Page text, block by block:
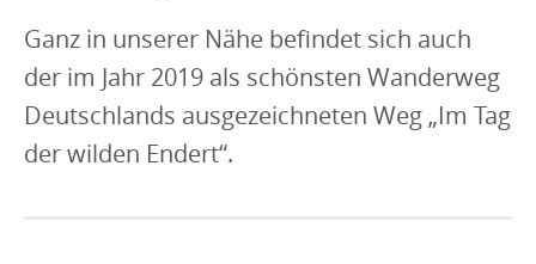
Ganz in unserer Nähe befindet sich auch
der im Jahr 2019 als schönsten Wanderweg
Deutschlands ausgezeichneten Weg „Im Tag
der wilden Endert“.